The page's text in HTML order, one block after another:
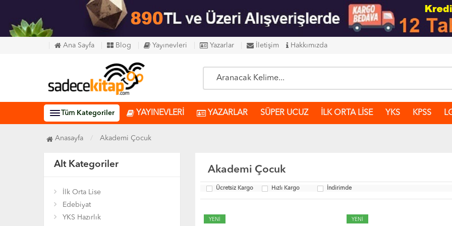
Ana Sayfa Blog Yayınevleri Yazarlar İletişim Hakkımızda
Tüm Kategoriler YAYINEVLERİ YAZARLAR SÜPER UCUZ İLK ORTA LİSE YKS KPSS
Anasayfa Akademi Çocuk
Alt Kategoriler
İlk Orta Lise
Edebiyat
YKS Hazırlık
Akademi Çocuk
Ücretsiz Kargo Hızlı Kargo İndirimde
YENİ YENİ